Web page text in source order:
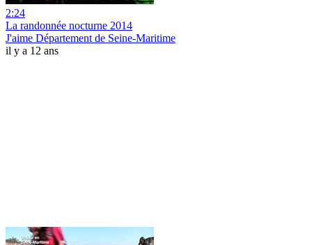
2:24
La randonnée nocturne 2014
J'aime Département de Seine-Maritime
il y a 12 ans